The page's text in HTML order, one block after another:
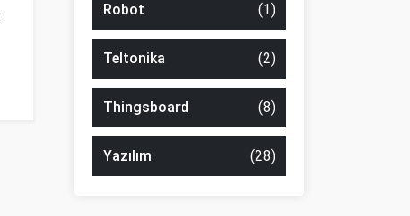
Robot (1)
Teltonika (2)
Thingsboard (8)
Yazılım (28)